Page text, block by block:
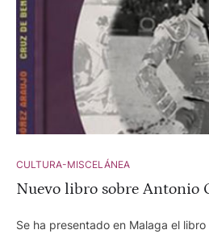
CULTURA-MISCELÁNEA
Nuevo libro sobre Antonio
Se ha presentado en Malaga el libro